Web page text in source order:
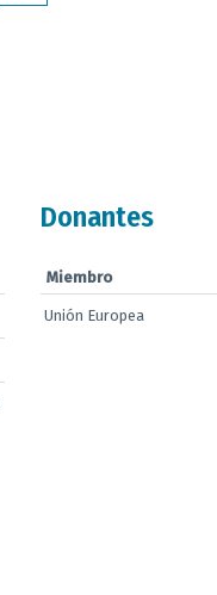
Donantes
Miembro
Unión Europea